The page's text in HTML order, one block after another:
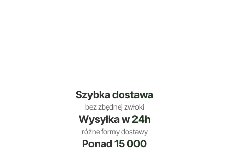
Szybkadostawa
bez zbędnej zwłoki
Wysyłka w24h
różne formy dostawy
Ponad 15 000